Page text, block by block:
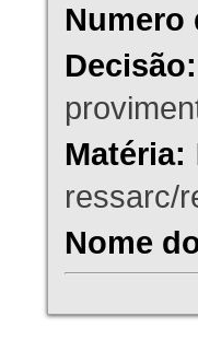
Numero
Decisão:
Matéria:
ressarc/
Nome